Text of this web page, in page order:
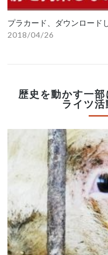
プラカード、ダウンロード
2018/04/26
歴史を動かす一
ライツ